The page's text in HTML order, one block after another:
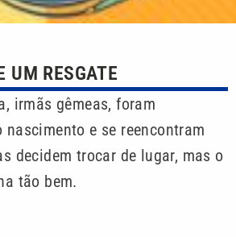
UM RESGATE
irmãs gêmeas, foram
nascimento e se reencontram
decidem trocar de lugar, mas o
tão bem.